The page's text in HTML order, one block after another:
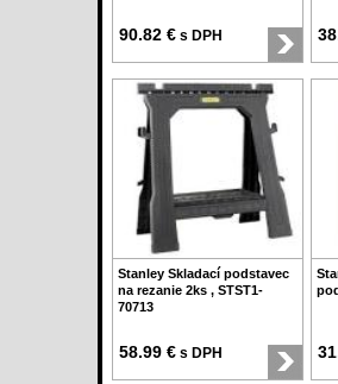
90.82 € s DPH
Stanley Skladací podstavec
na rezanie 2ks , STST1-
70713
58.99 € s DPH